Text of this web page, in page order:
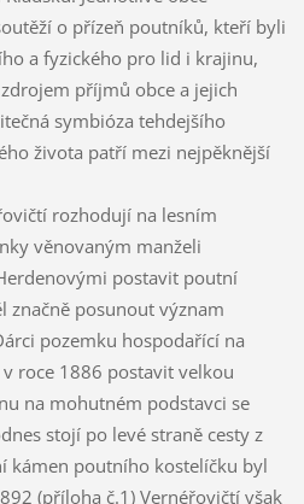
o přízeň poutníků, kteří byli
a fyzického pro lid i krajinu,
příjmů obce a jejich
symbióza tehdejšího
života patří mezi nejpěknější
rozhodují na lesním
věnovaným manželi
postavit poutní
značně posunout význam
pozemku hospodařící na
roce 1886 postavit velkou
na mohutném podstavci se
stojí po levé straně cesty z
kámen poutního kostelíčku byl
(příloha č.1) Vernéřovičtí však